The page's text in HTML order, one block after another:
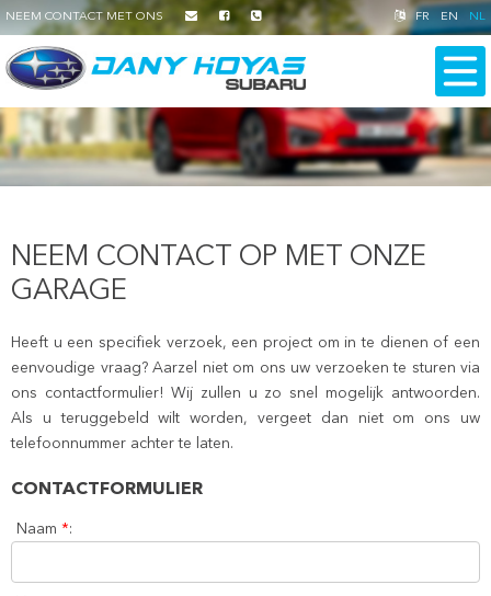
NEEM CONTACT MET ONS FR EN NL
NEEM CONTACT OP MET ONZE
GARAGE
Heeft u een specifiek verzoek, een project om in te dienen of een
eenvoudige vraag? Aarzel niet om ons uw verzoeken te sturen via
ons contactformulier! Wij zullen u zo snel mogelijk antwoorden.
Als u teruggebeld wilt worden, vergeet dan niet om ons uw
telefoonnummer achter te laten.
CONTACTFORMULIER
Naam *: